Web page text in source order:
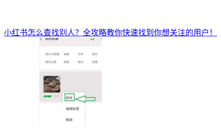
小红书怎么查找别人？全攻略教你快速找到你想关注的用户！